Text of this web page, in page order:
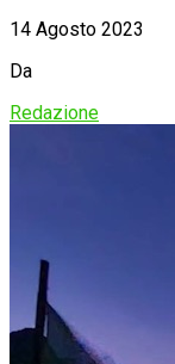
14 Agosto 2023
Da
Redazione